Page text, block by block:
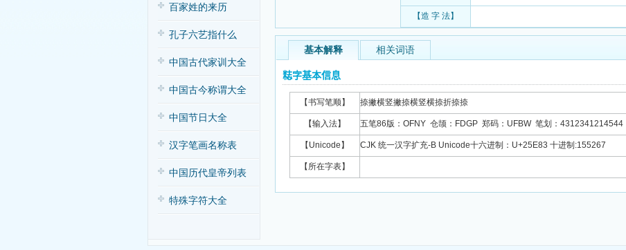
百家姓的来历
孔子六艺指什么
中国古代家训大全
中国古今称谓大全
中国节日大全
汉字笔画名称表
中国历代皇帝列表
特殊字符大全
【造 字 法】
基本解释 相关词语
𥺃字基本信息
【书写笔顺】 捺撇横竖撇捺横竖横捺折捺捺
【输入法】 五笔86版：OFNY 仓颉：FDGP 郑码：UFBW 笔划：4312341214544
【Unicode】 CJK 统一汉字扩充-B Unicode十六进制：U+25E83 十进制:155267
【所在字表】